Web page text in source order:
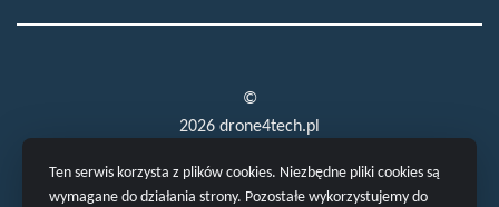
©
2026 drone4tech.pl
Ten serwis korzysta z plików cookies. Niezbędne pliki cookies są
wymagane do działania strony. Pozostałe wykorzystujemy do